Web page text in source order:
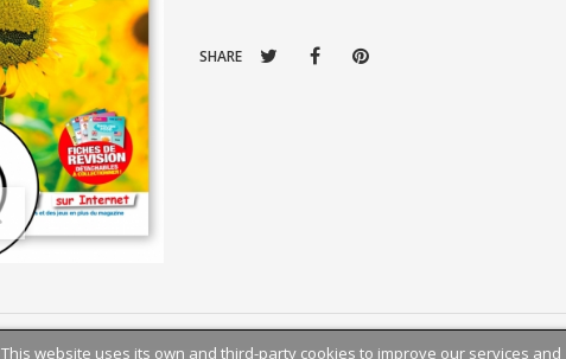
SHARE
This website uses its own and third-party cookies to improve our services and